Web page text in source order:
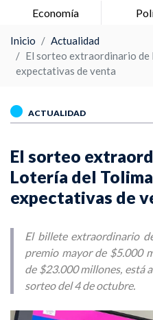
Economía
Inicio
Actualidad
El sorteo extraordinario de
expectativas de venta
ACTUALIDAD
El sorteo
Lotería del
expectativas de
El billete extraordinario
premio mayor de $5.000
de $23.000 millones, está
sorteo del 4 de octubre.